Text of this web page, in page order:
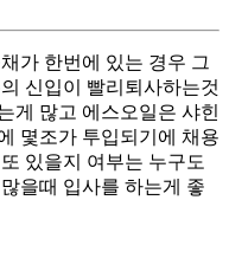
가 한번에 있는 경우 그
신입이 빨리퇴사하는것
게 많고 에스오일은 샤힌
몇조가 투입되기에 채용
있을지 여부는 누구도
을때 입사를 하는게 좋